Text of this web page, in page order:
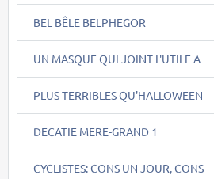
BEL BÊLE BELPHEGOR
UN MASQUE QUI JOINT L'UTILE A
PLUS TERRIBLES QU'HALLOWEEN
DECATIE MERE-GRAND 1
CYCLISTES: CONS UN JOUR, CONS